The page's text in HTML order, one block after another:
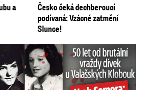
a
Česko čeká dechberoucí
podívaná: Vzácné zatmění
Slunce!
Těla dívek vrah ukryl na skládce